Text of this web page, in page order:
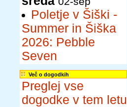
Poletje v Šiški -
Summer in Šiška
2026: Pebble
Seven
Več o dogodkih
Preglej vse
dogodke v tem letu